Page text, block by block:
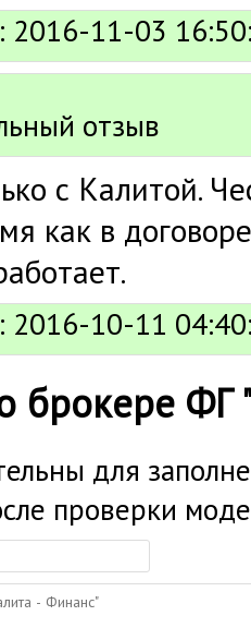
2016-11-03
отзыв
с Калитой.
как в
2016-10-11
брокере ФГ
для
проверки